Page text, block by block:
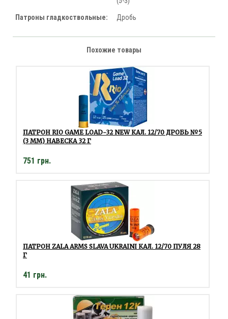
Патроны гладкоствольные: Дробь
Похожие товары
ПАТРОН RIO GAME LOAD-32 NEW КАЛ. 12/70 ДРОБЬ №5
(3 ММ) НАВЕСКА 32 Г
751 грн.
ПАТРОН ZALA ARMS SLAVA UKRAINI КАЛ. 12/70 ПУЛЯ 28
Г
41 грн.